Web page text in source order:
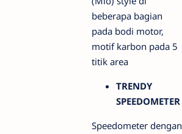
beberapa bagian
pada bodi motor,
motif karbon pada 5
titik area
TRENDY
SPEEDOMETER
Speedometer dengan